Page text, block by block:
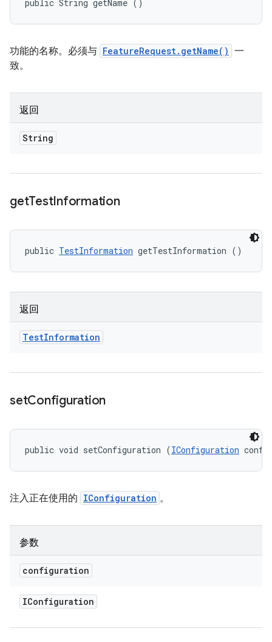
public String getName ()
功能的名称。必须与 FeatureRequest.getName() 一
致。
返回
String
getTestInformation
public TestInformation getTestInformation ()
返回
TestInformation
setConfiguration
public void setConfiguration (IConfiguration
注入正在使用的 IConfiguration 。
参数
configuration
IConfiguration